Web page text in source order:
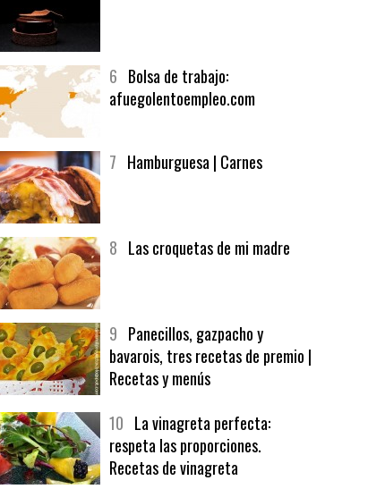
afuegolentoempleo.com
bavarois, tres recetas de premio |
Recetas y menús